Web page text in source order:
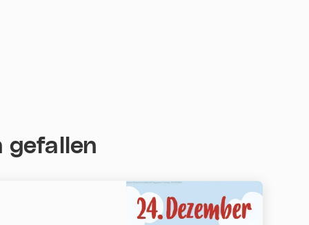
gefallen